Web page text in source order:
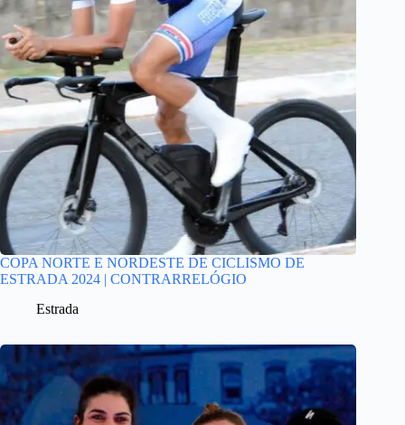
COPA NORTE E NORDESTE DE CICLISMO DE
ESTRADA 2024 | CONTRARRELÓGIO
Estrada